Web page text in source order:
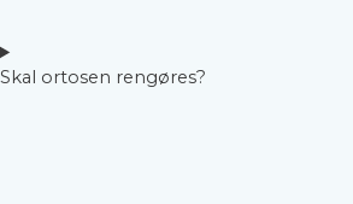
Skal ortosen rengøres?